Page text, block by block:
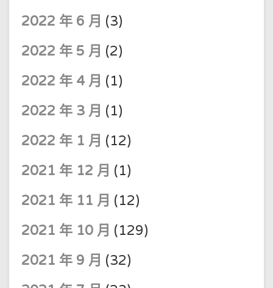
2022 年 6 月 (3)
2022 年 5 月 (2)
2022 年 4 月 (1)
2022 年 3 月 (1)
2022 年 1 月 (12)
2021 年 12 月 (1)
2021 年 11 月 (12)
2021 年 10 月 (129)
2021 年 9 月 (32)